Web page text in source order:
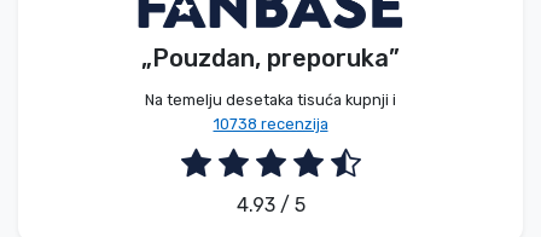
„Pouzdan, preporuka”
Na temelju desetaka tisuća kupnji i
10738 recenzija
4.93 / 5